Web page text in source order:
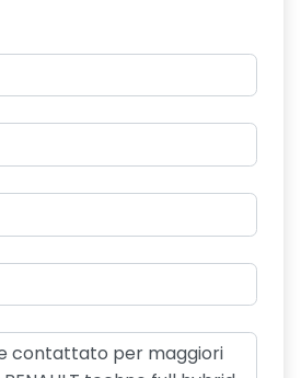
3D con firma luminosa dinamica C-
elettrico con funzione Auto-Hold